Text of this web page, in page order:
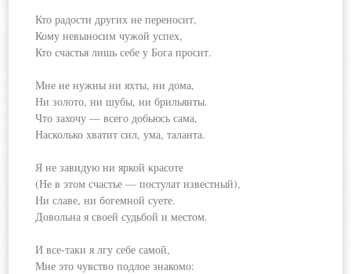
Кто радости других не переносит,
Кому невыносим чужой успех,
Кто счастья лишь себе у Бога просит.
Мне не нужны ни яхты, ни дома,
Ни золото, ни шубы, ни брильянты.
Что захочу — всего добьюсь сама,
Насколько хватит сил, ума, таланта.
Я не завидую ни яркой красоте
(Не в этом счастье — постулат известный),
Ни славе, ни богемной суете.
Довольна я своей судьбой и местом.
И все-таки я лгу себе самой,
Мне это чувство подлое знакомо: